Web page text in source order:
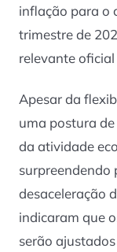
inflação para o
trimestre de
relevante oficial
Apesar da
uma postura
da atividade
surpreendendo
desaceleração
indicaram que
serão